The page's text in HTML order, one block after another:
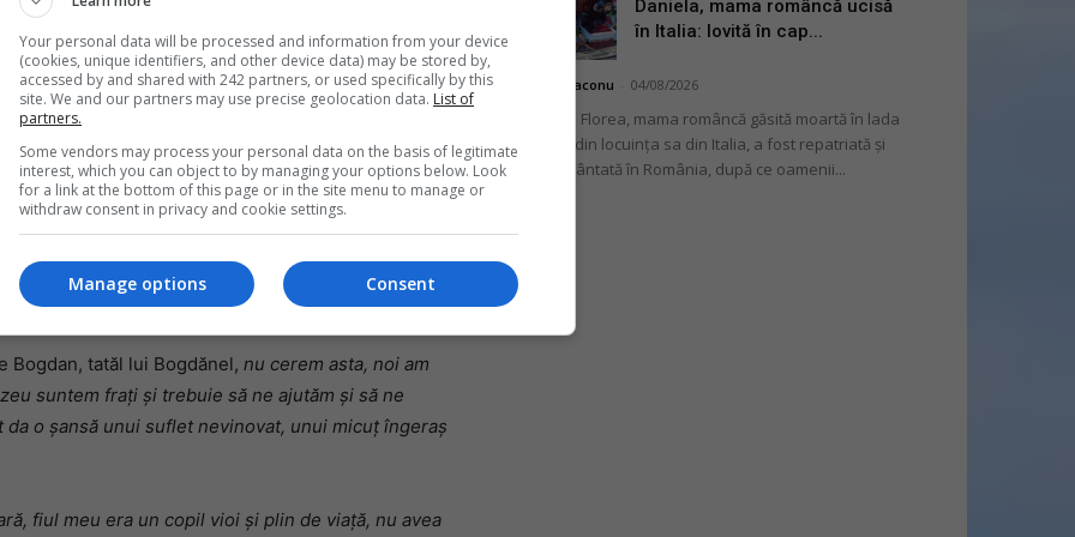
pentru ei, au nevoie de ajutorul nostru, de
dar și materială. Nici unul nu poate munci,
de la o clinică la alta, de la un oraș la altul.
mai sunt o grămadă de costuri și cheltuieli care se
părinții. Iar bani nu mai sunt. Că nimeni nu e
zi la alta, puțini sunt cei care la o vârstă atât de
mâna la nevoie. Iar ei, banii i-au terminat dar
Bogdan, tatăl lui Bogdănel, nu cerem asta, noi am
suntem frați și trebuie să ne ajutăm și să ne
o șansă unui suflet nevinovat, unui micuț îngeraș
fiul meu era un copil vioi și plin de viață, nu avea
Daniela, mama româncă ucisă
în Italia: lovită în cap...
Mihai Diaconu 04/08/2026
Daniela Florea, mama româncă găsită moartă în lada
patului din locuința sa din Italia, a fost repatriată și
înmormântată în România, după ce oamenii...
Your personal data will be processed and information from your device
(cookies, unique identifiers, and other device data) may be stored by,
accessed by and shared with 242 partners, or used specifically by this
site. We and our partners may use precise geolocation data. List of
partners.
Some vendors may process your personal data on the basis of legitimate
interest, which you can object to by managing your options below. Look
for a link at the bottom of this page or in the site menu to manage or
withdraw consent in privacy and cookie settings.
Consent
Manage options